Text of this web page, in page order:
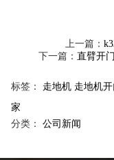
上一篇：
下一篇： 直臂开
标签： 走地机 走地机
家
分类： 公司新闻